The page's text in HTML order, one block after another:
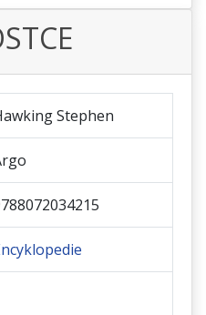
Stephen